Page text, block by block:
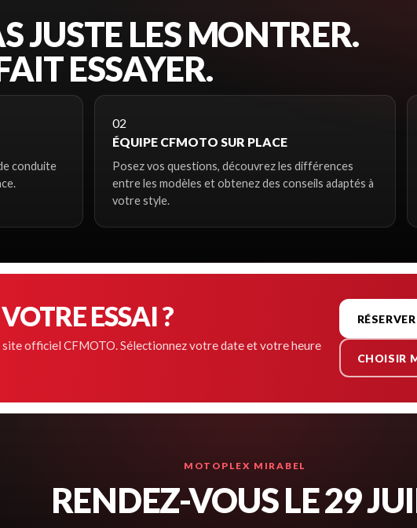
JUSTE LES MONTRER.
ESSAYER.
conduite
02
ÉQUIPE CFMOTO SUR PLACE
Posez vos questions, découvrez les différences
entre les modèles et obtenez des conseils adaptés à
votre style.
ESSAI ?
officiel CFMOTO. Sélectionnez votre date et votre heure
CHOISIR
MOTOPLEX MIRABEL
RENDEZ-VOUS LE 29